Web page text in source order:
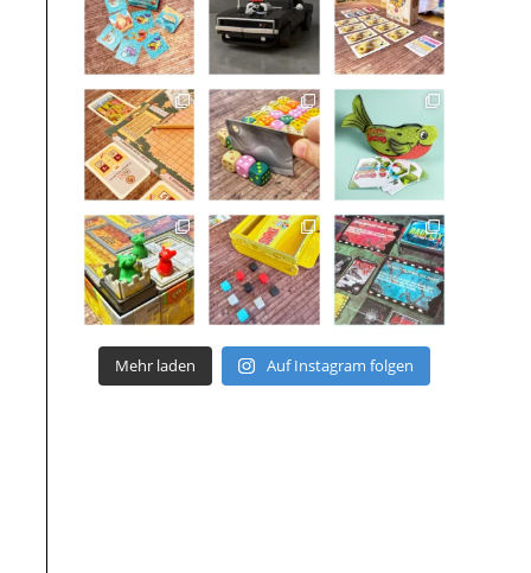
Mehr laden Auf Instagram folgen